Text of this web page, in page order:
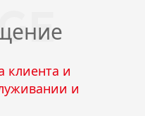
клиента и
и